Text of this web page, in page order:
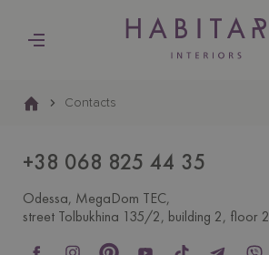
Основна
Contacts
+38 068 825 44 35
Odessa, MegaDom TEC,
street Tolbukhina 135/2, building 2, floor 2